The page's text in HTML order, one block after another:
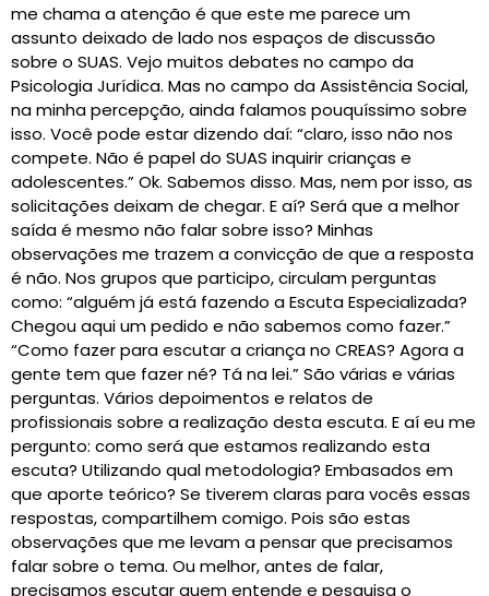
me chama a atenção é que este me parece um
assunto deixado de lado nos espaços de discussão
sobre o SUAS. Vejo muitos debates no campo da
Psicologia Jurídica. Mas no campo da Assistência Social,
na minha percepção, ainda falamos pouquíssimo sobre
isso. Você pode estar dizendo daí: “claro, isso não nos
compete. Não é papel do SUAS inquirir crianças e
adolescentes.” Ok. Sabemos disso. Mas, nem por isso, as
solicitações deixam de chegar. E aí? Será que a melhor
saída é mesmo não falar sobre isso? Minhas
observações me trazem a convicção de que a resposta
é não. Nos grupos que participo, circulam perguntas
como: “alguém já está fazendo a Escuta Especializada?
Chegou aqui um pedido e não sabemos como fazer.”
“Como fazer para escutar a criança no CREAS? Agora a
gente tem que fazer né? Tá na lei.” São várias e várias
perguntas. Vários depoimentos e relatos de
profissionais sobre a realização desta escuta. E aí eu me
pergunto: como será que estamos realizando esta
escuta? Utilizando qual metodologia? Embasados em
que aporte teórico? Se tiverem claras para vocês essas
respostas, compartilhem comigo. Pois são estas
observações que me levam a pensar que precisamos
falar sobre o tema. Ou melhor, antes de falar,
precisamos escutar quem entende e pesquisa o